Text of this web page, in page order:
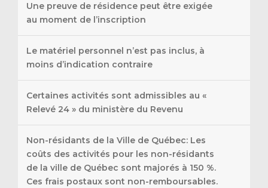
Une preuve de résidence peut être exigée
au moment de l’inscription
Le matériel personnel n’est pas inclus, à
moins d’indication contraire
Certaines activités sont admissibles au «
Relevé 24 » du ministère du Revenu
Non-résidants de la Ville de Québec: Les
coûts des activités pour les non-résidants
de la ville de Québec sont majorés à 150 %.
Ces frais postaux sont non-remboursables.